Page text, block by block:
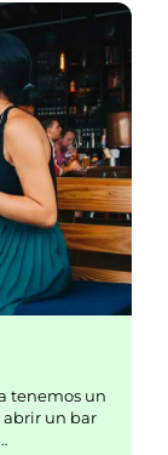
tenemos un
abrir un bar